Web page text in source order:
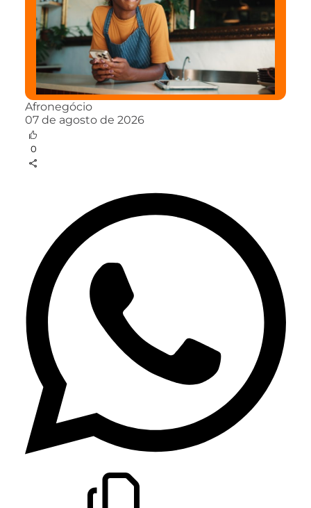
Afronegócio
07 de agosto de 2026
0